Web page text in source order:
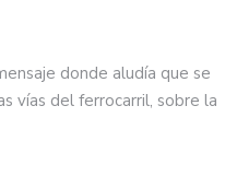
donde aludía que se
vías del ferrocarril, sobre la